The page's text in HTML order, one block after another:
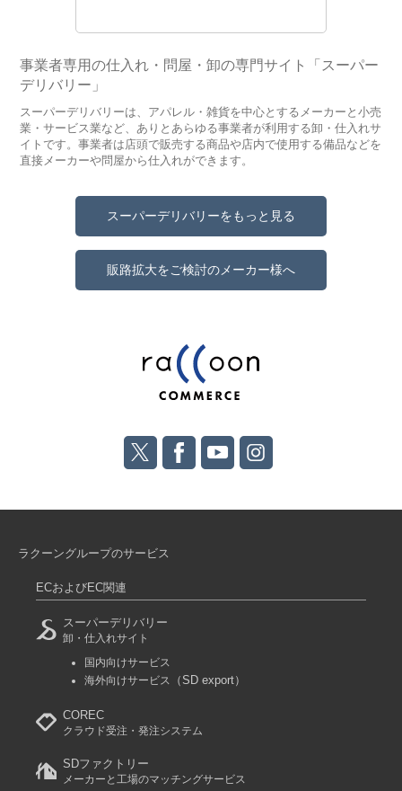
事業者専用の仕入れ・問屋・卸の専門サイト「スーパー
デリバリー」
スーパーデリバリーは、アパレル・雑貨を中心とするメーカーと小売
業・サービス業など、ありとあらゆる事業者が利用する卸・仕入れサ
イトです。事業者は店頭で販売する商品や店内で使用する備品などを
直接メーカーや問屋から仕入れができます。
スーパーデリバリーをもっと見る
販路拡大をご検討のメーカー様へ
ラクーングループのサービス
ECおよびEC関連
スーパーデリバリー
卸・仕入れサイト
国内向けサービス
海外向けサービス
（SD export）
COREC
クラウド受注・発注システム
SDファクトリー
メーカーと工場のマッチングサービス